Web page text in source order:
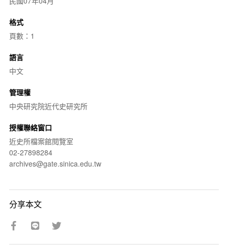
格式
頁數：1
語言
中文
管理權
中央研究院近代史研究所
授權聯絡窗口
近史所檔案館閱覽室
02-27898284
archives@gate.sinica.edu.tw
分享本文